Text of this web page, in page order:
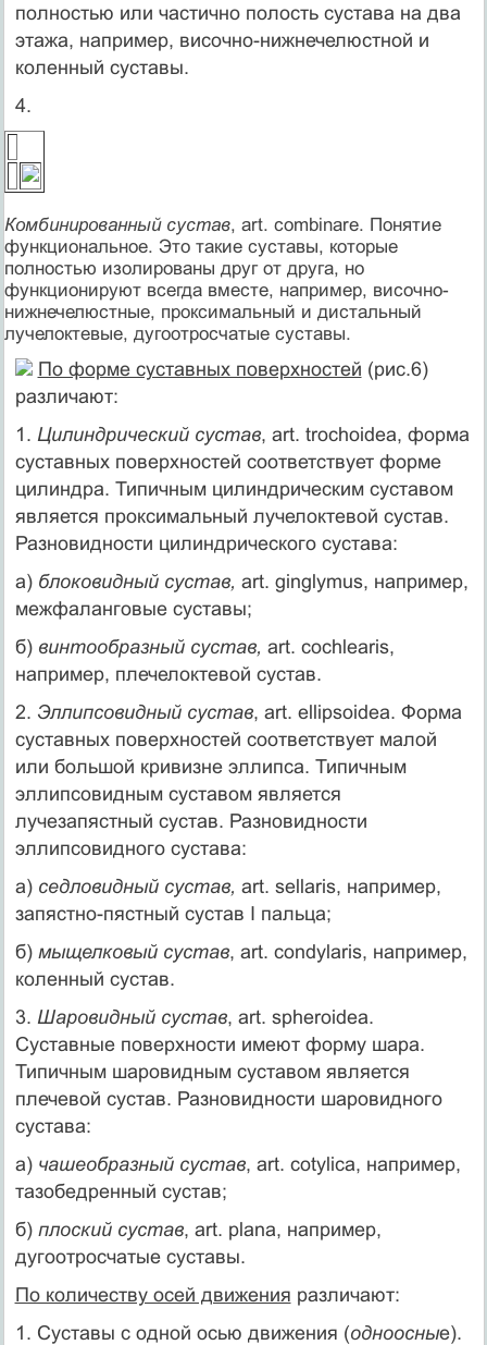
полностью или частично полость сустава на два
этажа, например, височно-нижнечелюстной и
коленный суставы.
4.
Комбинированный сустав, art. combinare. Понятие
функциональное. Это такие суставы, которые
полностью изолированы друг от друга, но
функционируют всегда вместе, например, височно-
нижнечелюстные, проксимальный и дистальный
лучелоктевые, дугоотросчатые суставы.
По форме суставных поверхностей (рис.6)
различают:
1. Цилиндрический сустав, art. trochoidea, форма
суставных поверхностей соответствует форме
цилиндра. Типичным цилиндрическим суставом
является проксимальный лучелоктевой сустав.
Разновидности цилиндрического сустава:
а) блоковидный сустав, art. ginglymus, например,
межфаланговые суставы;
б) винтообразный сустав, art. cochlearis,
например, плечелоктевой сустав.
2. Эллипсовидный сустав, art. ellipsoidea. Форма
суставных поверхностей соответствует малой
или большой кривизне эллипса. Типичным
эллипсовидным суставом является
лучезапястный сустав. Разновидности
эллипсовидного сустава:
а) седловидный сустав, art. sellaris, например,
запястно-пястный сустав I пальца;
б) мыщелковый сустав, art. condylaris, например,
коленный сустав.
3. Шаровидный сустав, art. spheroidea.
Суставные поверхности имеют форму шара.
Типичным шаровидным суставом является
плечевой сустав. Разновидности шаровидного
сустава:
а) чашеобразный сустав, art. cotylica, например,
тазобедренный сустав;
б) плоский сустав, art. plana, например,
дугоотросчатые суставы.
По количеству осей движения различают:
1. Суставы с одной осью движения (одноосные).